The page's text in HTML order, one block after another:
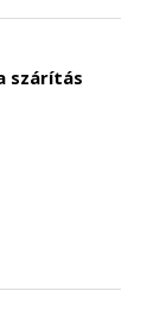
szárítás